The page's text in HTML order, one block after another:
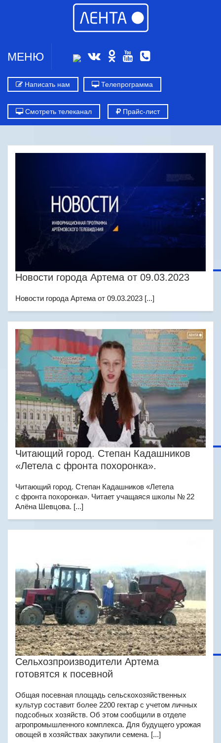
МЕНЮ
Написать нам Телепрограмма
Смотреть телеканал Прайс-лист
Новости города Артема от 09.03.2023
Новости города Артема от 09.03.2023 [...]
Читающий город. Степан Кадашников
«Летела с фронта похоронка».
Читающий город. Степан Кадашников «Летела
с фронта похоронка». Читает учащаяся школы № 22
Алёна Шевцова. [...]
Сельхозпроизводители Артема
готовятся к посевной
Общая посевная площадь сельскохозяйственных
культур составит более 2200 гектар с учетом личных
подсобных хозяйств. Об этом сообщили в отделе
агропромышленного комплекса. Для будущего урожая
овощей в хозяйствах закупили семена. [...]